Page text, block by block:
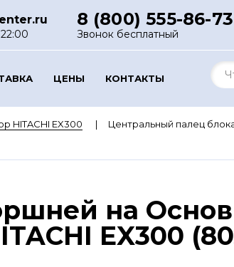
8 (800) 555-86-73
Звонок бесплатный
ЦЕНЫ КОНТАКТЫ
HITACHI EX300
Центральный палец
на
EX300